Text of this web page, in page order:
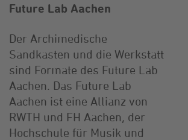
Future Lab Aachen
Der Archimedische
Sandkasten und die Werkstatt
sind Formate des Future Lab
Aachen. Das Future Lab
Aachen ist eine Allianz von
RWTH und FH Aachen, der
Hochschule für Musik und